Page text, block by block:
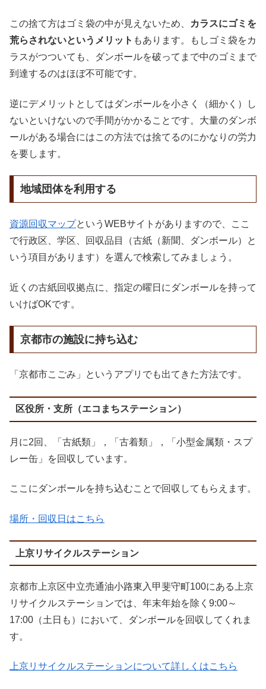
この捨て方はゴミ袋の中が見えないため、
カラスにゴミを
荒らされないというメリット もあります。もしゴミ袋をカ
ラスがつついても、ダンボールを破ってまで中のゴミまで
到達するのはほぼ不可能です。
逆にデメリットとしてはダンボールを小さく（細かく）し
ないといけないので手間がかかることです。大量のダンボ
ールがある場合にはこの方法では捨てるのにかなりの労力
を要します。
地域団体を利用する
資源回収マップというWEBサイトがありますので、ここ
で行政区、学区、回収品目（古紙（新聞、ダンボール）と
いう項目があります）を選んで検索してみましょう。
近くの古紙回収拠点に、指定の曜日にダンボールを持って
いけばOKです。
京都市の施設に持ち込む
「京都市こごみ」というアプリでも出てきた方法です。
区役所・支所（エコまちステーション）
月に2回、「古紙類」，「古着類」，「小型金属類・スプ
レー缶」を回収しています。
ここにダンボールを持ち込むことで回収してもらえます。
場所・回収日はこちら
上京リサイクルステーション
京都市上京区中立売通油小路東入甲斐守町100にある上京
リサイクルステーションでは、年末年始を除く9:00～
17:00（土日も）において、ダンボールを回収してくれま
す。
上京リサイクルステーションについて詳しくはこちら